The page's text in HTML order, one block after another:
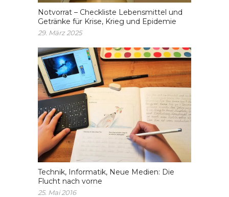
Notvorrat – Checkliste Lebensmittel und
Getränke für Krise, Krieg und Epidemie
29. März 2025
Technik, Informatik, Neue Medien: Die
Flucht nach vorne
25. Mai 2016